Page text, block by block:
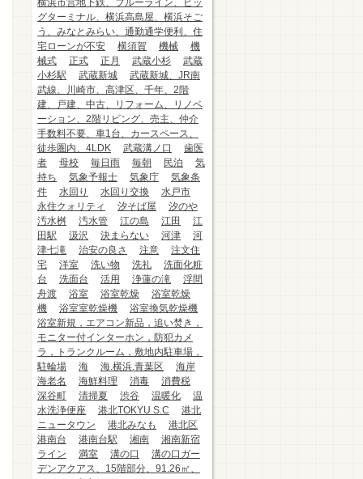
横浜市営地下鉄、ブルーライン、ビッ
グターミナル、横浜高島屋、横浜そご
う、みなとみらい、通勤通学便利、住
宅ローンが不安
横須賀 機械
機
械式
正式 正月 武蔵小杉
武蔵
小杉駅
武蔵新城
武蔵新城、JR南
武線、川崎市、高津区、千年、2階
建、戸建、中古、リフォーム、リノベ
ーション、2階リビング、売主、仲介
手数料不要、車1台、カースペース、
徒歩圏内、4LDK
武蔵溝ノ口
歯医
者
母校 毎日雨 毎朝 民泊
気
持ち
気象予報士 気象庁
気象条
件
水回り 水回り交換
水戸市
永住クォリティ
汐そば屋
汐のや
汚水桝
汚水管 江の島 江田
江
田駅
汲沢 決まらない 河津
河
津七滝
治安の良さ 注意
注文住
宅
洋室 洗い物 洗礼
洗面化粧
台
洗面台 活用 浄蓮の滝
浮間
舟渡
浴室 浴室乾燥
浴室乾燥
機
浴室室乾燥機
浴室換気乾燥機
浴室新規，エアコン新品，追い焚き，
モニター付インターホン，防犯カメ
ラ，トランクルーム，敷地内駐車場，
駐輪場
海 海.横浜.青葉区
海岸
海老名
海鮮料理 消毒
消費税
深谷町
清掃夏 渋谷 温暖化
温
水洗浄便座
港北TOKYU S.C
港北
ニュータウン
港北みなも
港北区
港南台
港南台駅 湘南
湘南新宿
ライン
満室 溝の口
溝の口ガー
デンアクアス、15階部分、91.26㎡、